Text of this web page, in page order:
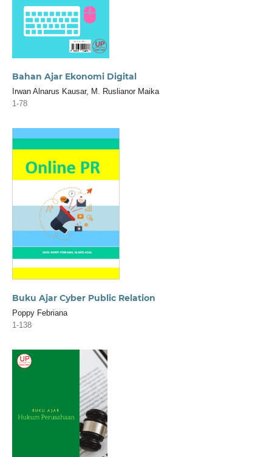
Bahan Ajar Ekonomi Digital
Irwan Alnarus Kausar, M. Ruslianor Maika
1-78
Buku Ajar Cyber Public Relation
Poppy Febriana
1-138